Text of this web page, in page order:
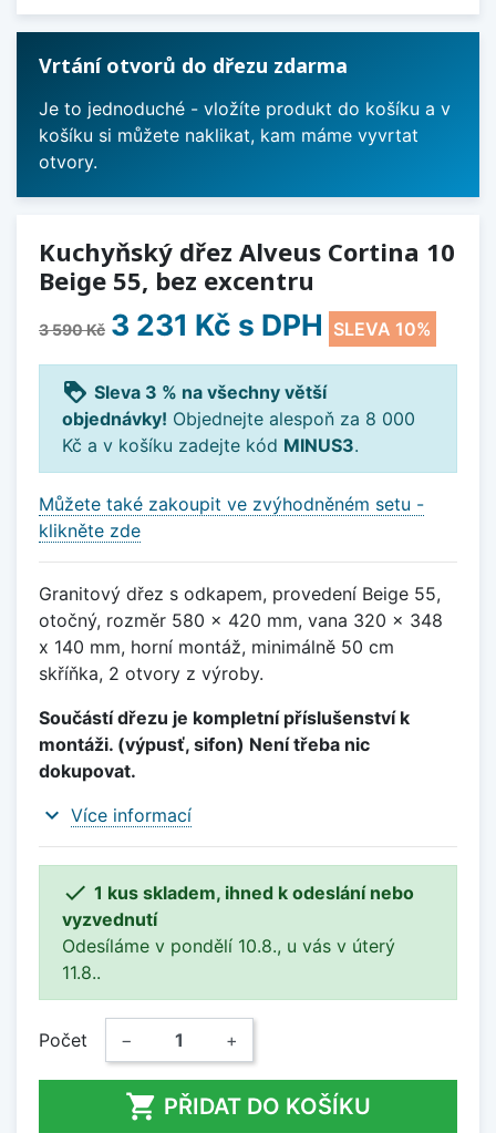
Vrtání otvorů do dřezu zdarma
Je to jednoduché - vložíte produkt do košíku a v
košíku si můžete naklikat, kam máme vyvrtat
otvory.
Kuchyňský dřez Alveus Cortina 10
Beige 55, bez excentru
3 590 Kč 3 231 Kč s DPH SLEVA 10%
loyalty Sleva 3 % na všechny větší
objednávky! Objednejte alespoň za 8 000
Kč a v košíku zadejte kód MINUS3.
Můžete také zakoupit ve zvýhodněném setu -
klikněte zde
Granitový dřez s odkapem, provedení Beige 55,
otočný, rozměr 580 x 420 mm, vana 320 x 348
x 140 mm, horní montáž, minimálně 50 cm
skříňka, 2 otvory z výroby.
Součástí dřezu je kompletní příslušenství k
montáži. (výpusť, sifon) Není třeba nic
dokupovat.
expand_more Více informací
 1 kus skladem, ihned k odeslání nebo
vyzvednutí
Odesíláme v pondělí 10.8., u vás v úterý
11.8..
Počet − +
 PŘIDAT DO KOŠÍKU